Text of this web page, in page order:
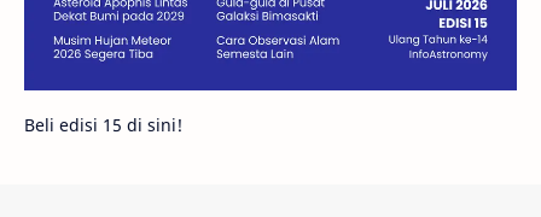
Juno Bintang Biner
Fakta Galaksi Spiral
Beli edisi 15 di sini!